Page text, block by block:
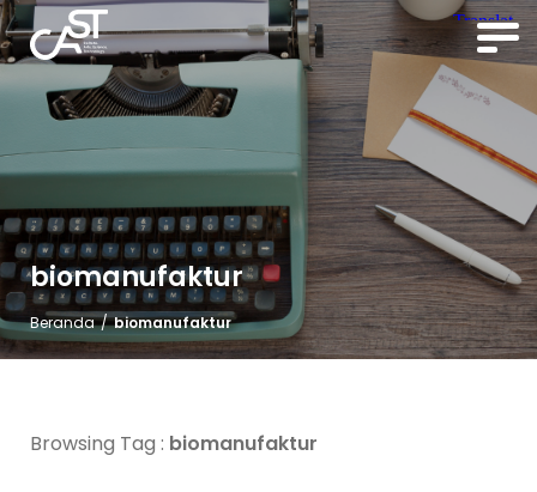
biomanufaktur
Beranda / biomanufaktur
Browsing Tag : biomanufaktur